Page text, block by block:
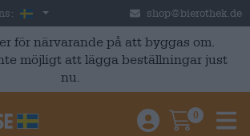
Sverige shop@bierothek.de
för närvarande på att byggas om.
möjligt att lägga beställningar just
nu.
Einloggen /
0